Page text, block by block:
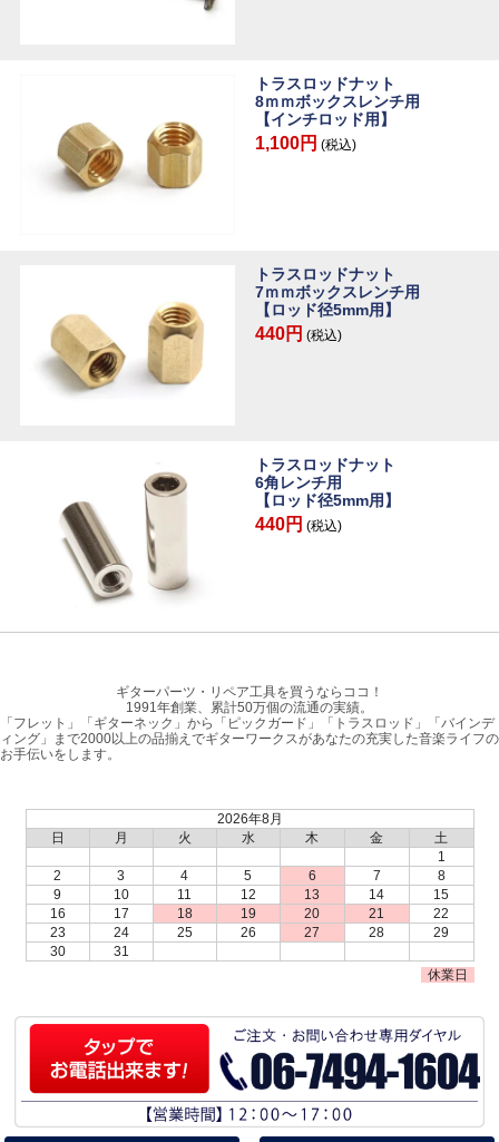
トラスロッドナット
8ｍｍボックスレンチ用
【インチロッド用】
1,100円 (税込)
トラスロッドナット
7ｍｍボックスレンチ用
【ロッド径5mm用】
440円 (税込)
トラスロッドナット
6角レンチ用
【ロッド径5mm用】
440円 (税込)
ギターパーツ・リペア工具を買うならココ！
1991年創業、累計50万個の流通の実績。
「フレット」「ギターネック」から「ピックガード」「トラスロッド」「バインデ
ィング」まで2000以上の品揃えでギターワークスがあなたの充実した音楽ライフの
お手伝いをします。
2026年8月
日
月 火 水 木 金
土
1
2
3 4 5 6 7
8
9
10 11 12 13 14
15
16
17 18 19 20 21
22
23
24 25 26 27 28
29
30
31
休業日